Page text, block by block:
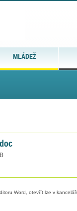
MLÁDEŽ
Word, otevřít lze v